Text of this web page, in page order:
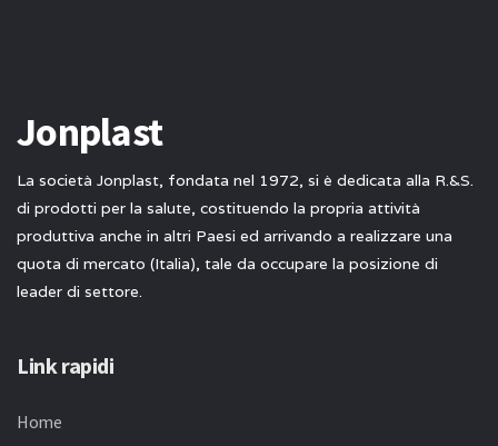
Jonplast
La società Jonplast, fondata nel 1972, si è dedicata alla R.&S.
di prodotti per la salute, costituendo la propria attività
produttiva anche in altri Paesi ed arrivando a realizzare una
quota di mercato (Italia), tale da occupare la posizione di
leader di settore.
Link rapidi
Home